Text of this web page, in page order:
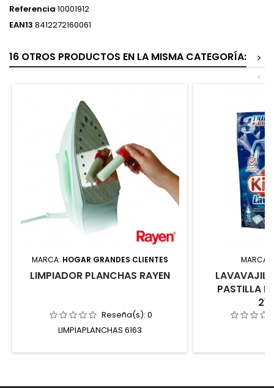
Referencia 10001912
EAN13 8412272160061
16 OTROS PRODUCTOS EN LA MISMA CATEGORÍA:
>
<
MARCA: HOGAR GRANDES CLIENTES
LIMPIADOR PLANCHAS RAYEN
Reseña(s): 0
LIMPIAPLANCHAS 6163
MARCA:
PASTILLA